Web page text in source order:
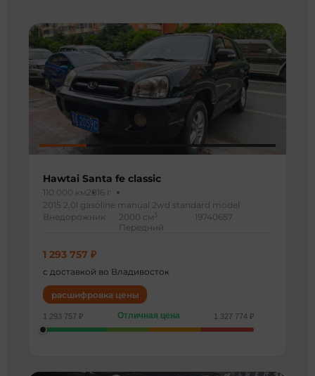
Hawtai Santa fe classic
110 000 км2016 г
2015 2.0l gasoline manual 2wd standard model
Внедорожник
2000 см 3
Передний
19740657
1 293 757 ₽
с доставкой во Владивосток
расшифровка цены
1 293 757 ₽ Отличная цена 1 327 774 ₽